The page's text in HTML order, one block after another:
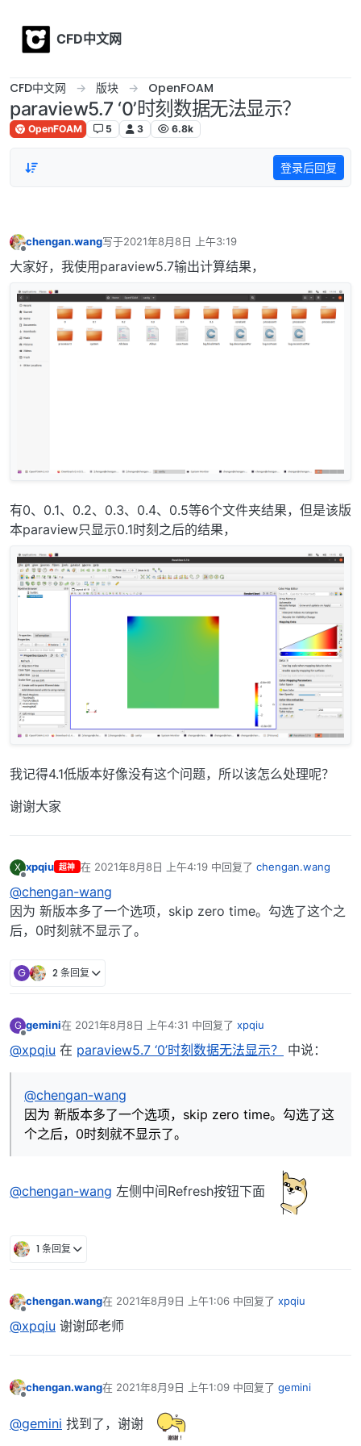
CFD中文网
CFD中文网 版块 OpenFOAM
paraview5.7 ‘0’时刻数据无法显示？
OpenFOAM 5 3 6.8k
登录后回复
chengan.wang写于2021年8月8日 上午3:19
最后由 编辑
大家好，我使用paraview5.7输出计算结果，
有0、0.1、0.2、0.3、0.4、0.5等6个文件夹结果，但是该版
本paraview只显示0.1时刻之后的结果，
我记得4.1低版本好像没有这个问题，所以该怎么处理呢？
谢谢大家
X
离线
xpqiu 超神 在 2021年8月8日 上午4:19中回复了 chengan.wang
最后由 编辑
@chengan-wang
因为 新版本多了一个选项，skip zero time。勾选了这个之
后，0时刻就不显示了。
G 2 条回复
G
离线
gemini在 2021年8月8日 上午4:31 中回复了 xpqiu
最后由 编辑
@xpqiu 在 paraview5.7 ‘0’时刻数据无法显示？ 中说：
@chengan-wang
因为 新版本多了一个选项，skip zero time。勾选了这
个之后，0时刻就不显示了。
@chengan-wang 左侧中间Refresh按钮下面
1 条回复
离线
chengan.wang在 2021年8月9日 上午1:06 中回复了 xpqiu
最后由 编辑
@xpqiu 谢谢邱老师
chengan.wang在 2021年8月9日 上午1:09 中回复了 gemini
最后由 编辑
@gemini 找到了，谢谢